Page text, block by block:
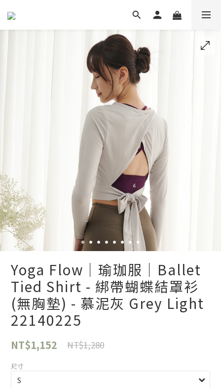
Yoga Flow｜瑜珈服｜Ballet
Tied Shirt - 綁帶蝴蝶結罩衫
(無胸墊) - 慕泥灰 Grey Light
22140225
NT$1,152 NT$1,280
尺寸